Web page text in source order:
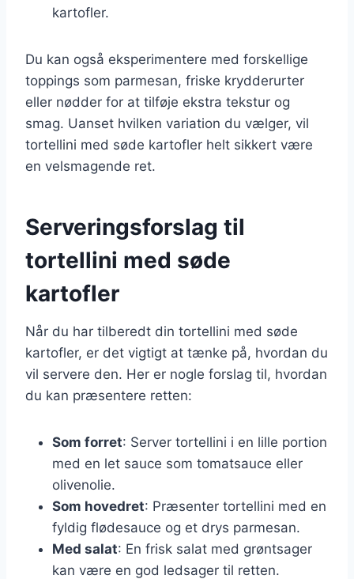
kartofler.
Du kan også eksperimentere med forskellige
toppings som parmesan, friske krydderurter
eller nødder for at tilføje ekstra tekstur og
smag. Uanset hvilken variation du vælger, vil
tortellini med søde kartofler helt sikkert være
en velsmagende ret.
Serveringsforslag til
tortellini med søde
kartofler
Når du har tilberedt din tortellini med søde
kartofler, er det vigtigt at tænke på, hvordan du
vil servere den. Her er nogle forslag til, hvordan
du kan præsentere retten:
Som forret: Server tortellini i en lille portion
med en let sauce som tomatsauce eller
olivenolie.
Som hovedret: Præsenter tortellini med en
fyldig flødesauce og et drys parmesan.
Med salat: En frisk salat med grøntsager
kan være en god ledsager til retten.